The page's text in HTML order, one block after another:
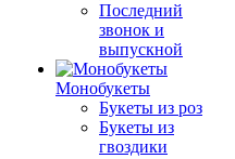
Последний
звонок и
выпускной
Монобукеты
Букеты из роз
Букеты из
гвоздики